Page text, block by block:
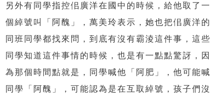
另外有同學指控佀廣洋在國中的時候，給他取了一
個綽號叫「阿醜」，萬美玲表示，她也把佀廣洋的
同班同學都找來問，到底有沒有霸淩這件事，這些
同學知道這件事情的時候，也是有一點點驚訝，因
為那個時間點就是，同學喊他「阿肥」，他可能喊
同學「阿醜」，可能認為是在互取綽號，孩子們沒